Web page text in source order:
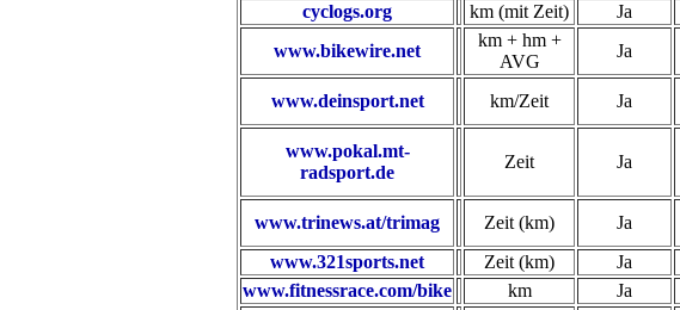
cyclogs.org
km (mit Zeit) Ja
www.bikewire.net
km + hm +
AVG
Ja
www.deinsport.net km/Zeit Ja
www.pokal.mt-
radsport.de
Zeit Ja
www.trinews.at/trimag Zeit (km) Ja
www.321sports.net
Zeit (km) Ja
www.fitnessrace.com/bike
km Ja